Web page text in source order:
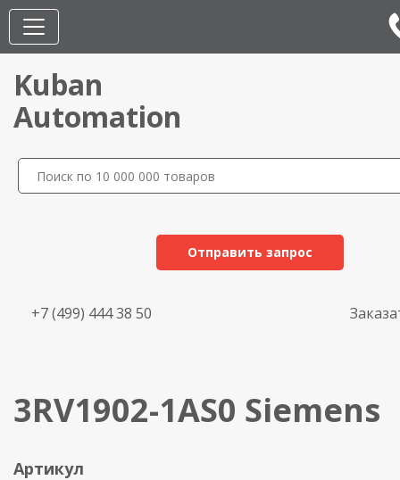
Kuban
Automation
Отправить запрос
+7 (499) 444 38 50
3RV1902-1AS0 Siemens
Артикул